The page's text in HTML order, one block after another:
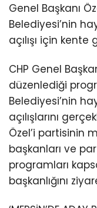
Genel Başkanı
Belediyesi’nin
açılışı için kente
CHP Genel
düzenlediği
Belediyesi’nin
açılışlarını
Özel’i partisinin
başkanları ve
programları
başkanlığını